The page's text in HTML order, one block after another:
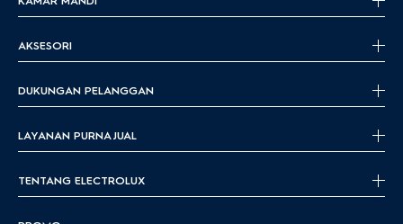
AKSESORI
DUKUNGAN PELANGGAN
LAYANAN PURNA JUAL
TENTANG ELECTROLUX